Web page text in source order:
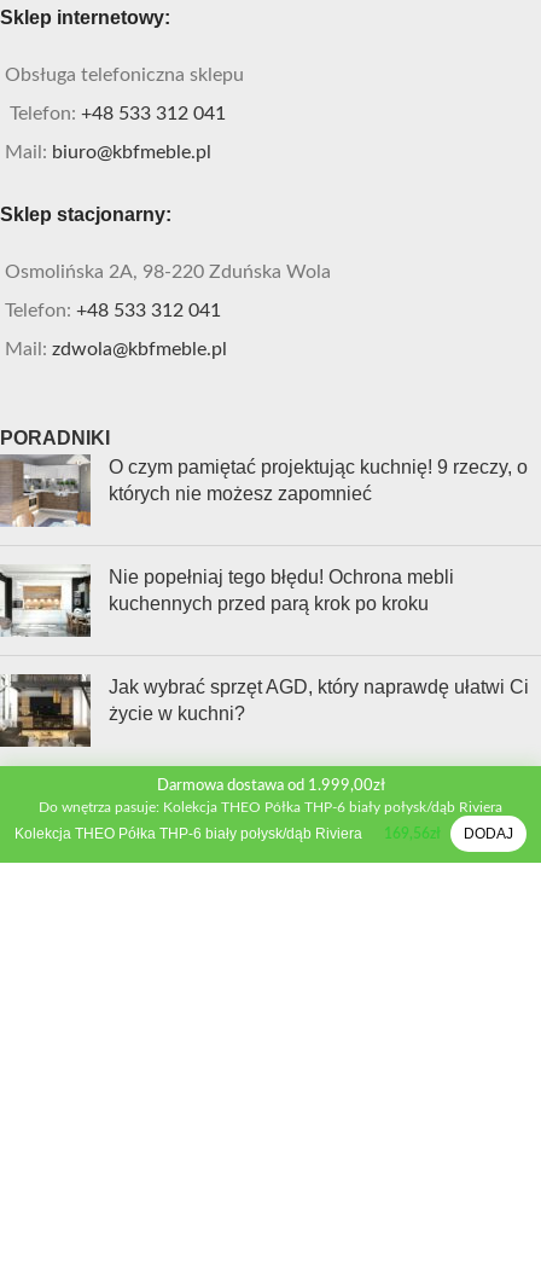
Sklep internetowy:
Obsługa telefoniczna sklepu
Telefon: +48 533 312 041
Mail: biuro@kbfmeble.pl
Sklep stacjonarny:
Osmolińska 2A, 98-220 Zduńska Wola
Telefon: +48 533 312 041
Mail: zdwola@kbfmeble.pl
PORADNIKI
O czym pamiętać projektując kuchnię! 9 rzeczy, o
których nie możesz zapomnieć
Nie popełniaj tego błędu! Ochrona mebli
kuchennych przed parą krok po kroku
Jak wybrać sprzęt AGD, który naprawdę ułatwi Ci
życie w kuchni?
Kontakt
Polityka prywatności
Darmowa dostawa od 1.999,00zł
Do wnętrza pasuje: Kolekcja THEO Półka THP-6 biały połysk/dąb Riviera
Kolekcja THEO Półka THP-6 biały połysk/dąb Riviera 169,56zł DODAJ